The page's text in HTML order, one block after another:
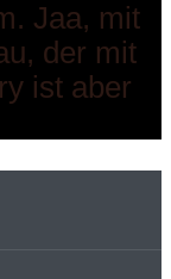
Jaa, mit
der mit
ist aber